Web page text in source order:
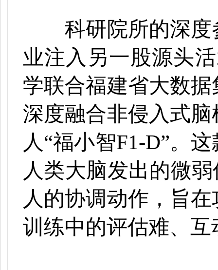
科研院所的深度
业注入另一股源头
学联合福建省大数
深度融合非侵入式
人“福小智F1-D”。
人类大脑发出的微
人的协调动作，旨
训练中的评估难、